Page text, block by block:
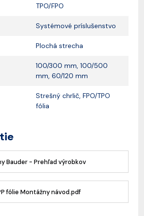
TPO/FPO
Systémové príslušenstvo
Plochá strecha
100/300 mm, 100/500
mm, 60/120 mm
Strešný chrlič, FPO/TPO
fólia
Bauder - Prehľad výrobkov
fólie Montážny návod.pdf